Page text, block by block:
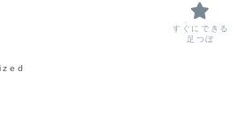
すぐにできる
足つぼ